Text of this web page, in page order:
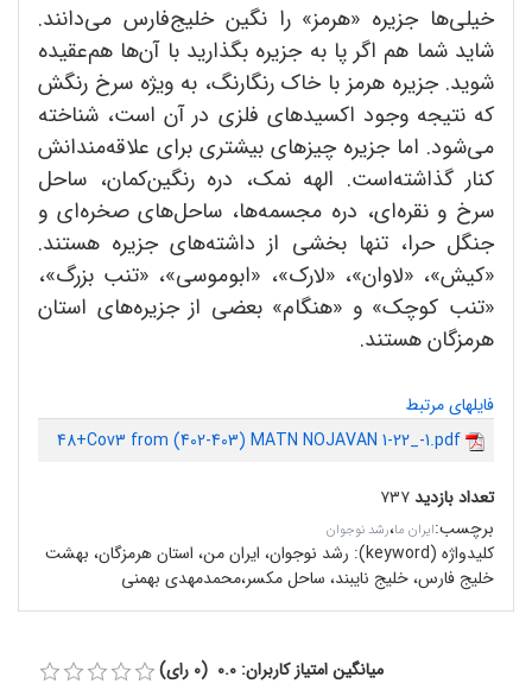
خیلی‌ها جزیره «هرمز» را نگین خلیج‌فارس می‌دانند.
شاید شما هم اگر پا به جزیره بگذارید با آن‌ها هم‌عقیده
شوید. جزیره هرمز با خاک رنگارنگ، به ویژه سرخ رنگش
که نتیجه وجود اکسیدهای فلزی در آن است، شناخته
می‌شود. اما جزیره چیزهای بیشتری برای علاقه‌مندانش
کنار گذاشته‌است. الهه نمک، دره رنگین‌کمان، ساحل
سرخ و نقره‌ای، دره مجسمه‌ها، ساحل‌های صخره‌ای و
جنگل حرا، تنها بخشی از داشته‌های جزیره هستند.
«کیش»، «لاوان»، «لارک»، «ابوموسی»، «تنب بزرگ»،
«تنب کوچک» و «هنگام» بعضی از جزیره‌های استان
هرمزگان هستند.
فایلهای مرتبط
48+Cov3 from (402-403) MATN NOJAVAN 1-22_-1.pdf
تعداد بازدید۷۳۷
برچسب:ایران ما،رشد نوجوان
کلیدواژه (keyword):
رشد نوجوان، ایران من، استان هرمزگان، بهشت
خلیج فارس، خلیج نایبند، ساحل مکسر،محمدمهدی بهمنی
میانگین امتیاز کاربران: 0.0 (0 رای)